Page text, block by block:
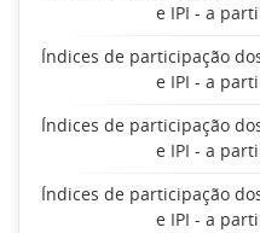
e IPI - a
Índices de participação
e IPI - a
Índices de participação
e IPI - a
Índices de participação
e IPI - a